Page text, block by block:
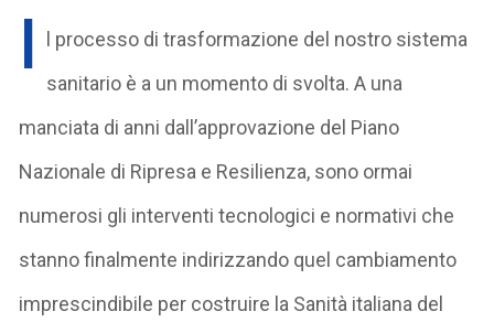
I
l processo di trasformazione del nostro sistema
sanitario è a un momento di svolta. A una
manciata di anni dall’approvazione del Piano
Nazionale di Ripresa e Resilienza, sono ormai
numerosi gli interventi tecnologici e normativi che
stanno finalmente indirizzando quel cambiamento
imprescindibile per costruire la Sanità italiana del